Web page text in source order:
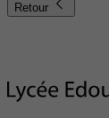
Retour